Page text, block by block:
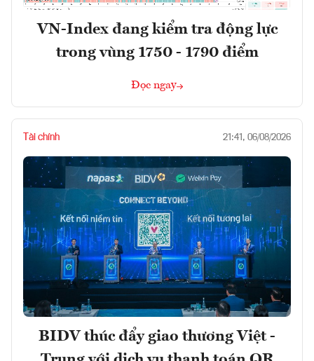
VN-Index đang kiểm tra động lực
trong vùng 1750 - 1790 điểm
Đọc ngay
Tài chính 21:41, 06/08/2026
BIDV thúc đẩy giao thương Việt -